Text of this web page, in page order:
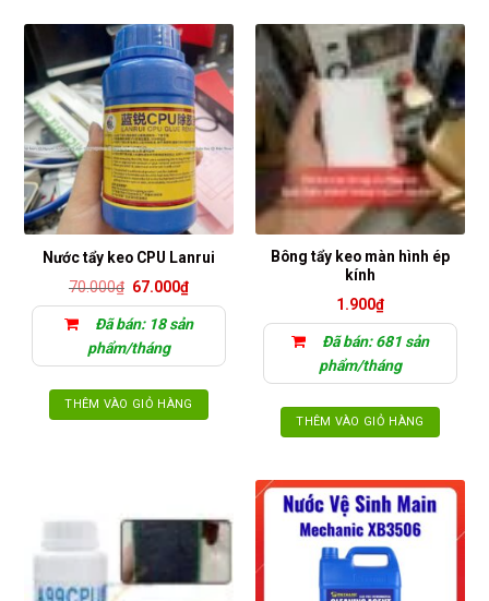
Nước tẩy keo CPU Lanrui
70.000₫ Giá
là:
70.000₫.
67.000₫Giá
là:
Đã bán: 18 sản
phẩm/tháng
THÊM VÀO GIỎ HÀNG
Bông tẩy keo màn hình ép
kính
1.900₫
Đã bán: 681 sản
phẩm/tháng
THÊM VÀO GIỎ HÀNG